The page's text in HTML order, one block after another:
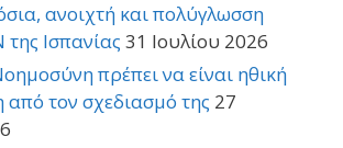
ανοιχτή και πολύγλωσση
Ισπανίας 31 Ιουλίου 2026
πρέπει να είναι ηθική
από τον σχεδιασμό της 27